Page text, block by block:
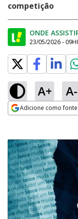
competição
ONDE
23/05/2026 -
A+ A-
Adicione como